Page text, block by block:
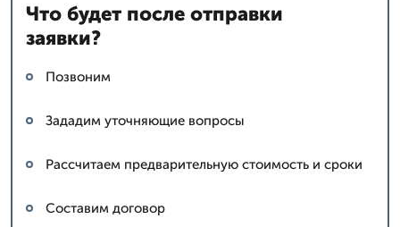
Что будет после отправки
заявки?
Позвоним
Зададим уточняющие вопросы
Рассчитаем предварительную стоимость и сроки
Составим договор